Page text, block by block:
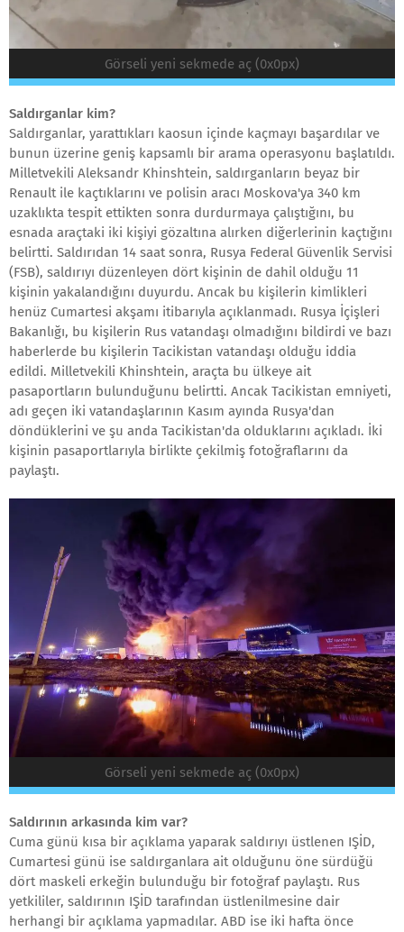
Görseli yeni sekmede aç (0x0px)
Saldırganlar kim?
Saldırganlar, yarattıkları kaosun içinde kaçmayı başardılar ve
bunun üzerine geniş kapsamlı bir arama operasyonu başlatıldı.
Milletvekili Aleksandr Khinshtein, saldırganların beyaz bir
Renault ile kaçtıklarını ve polisin aracı Moskova'ya 340 km
uzaklıkta tespit ettikten sonra durdurmaya çalıştığını, bu
esnada araçtaki iki kişiyi gözaltına alırken diğerlerinin kaçtığını
belirtti. Saldırıdan 14 saat sonra, Rusya Federal Güvenlik Servisi
(FSB), saldırıyı düzenleyen dört kişinin de dahil olduğu 11
kişinin yakalandığını duyurdu. Ancak bu kişilerin kimlikleri
henüz Cumartesi akşamı itibarıyla açıklanmadı. Rusya İçişleri
Bakanlığı, bu kişilerin Rus vatandaşı olmadığını bildirdi ve bazı
haberlerde bu kişilerin Tacikistan vatandaşı olduğu iddia
edildi. Milletvekili Khinshtein, araçta bu ülkeye ait
pasaportların bulunduğunu belirtti. Ancak Tacikistan emniyeti,
adı geçen iki vatandaşlarının Kasım ayında Rusya'dan
döndüklerini ve şu anda Tacikistan'da olduklarını açıkladı. İki
kişinin pasaportlarıyla birlikte çekilmiş fotoğraflarını da
paylaştı.
Görseli yeni sekmede aç (0x0px)
Saldırının arkasında kim var?
Cuma günü kısa bir açıklama yaparak saldırıyı üstlenen IŞİD,
Cumartesi günü ise saldırganlara ait olduğunu öne sürdüğü
dört maskeli erkeğin bulunduğu bir fotoğraf paylaştı. Rus
yetkililer, saldırının IŞİD tarafından üstlenilmesine dair
herhangi bir açıklama yapmadılar. ABD ise iki hafta önce